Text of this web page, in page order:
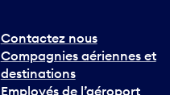
Contactez nous
Compagnies aériennes et
destinations
Employés de l’aéroport